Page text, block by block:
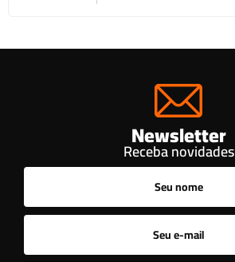
Newsletter
Receba novidades